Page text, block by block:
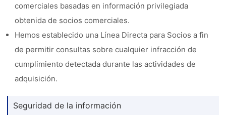
comerciales basadas en información privilegiada
obtenida de socios comerciales.
Hemos establecido una Línea Directa para Socios a fin
de permitir consultas sobre cualquier infracción de
cumplimiento detectada durante las actividades de
adquisición.
Seguridad de la información